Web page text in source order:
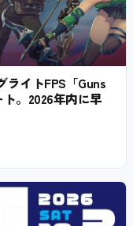
イトFPS「Guns
。2026年内に早